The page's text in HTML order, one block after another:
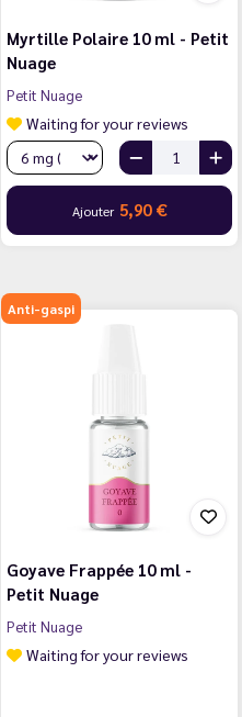
Myrtille Polaire 10 ml - Petit
Nuage
Petit Nuage
Waiting for your reviews
Ajouter 5,90 €
Anti-gaspi
Goyave Frappée 10 ml -
Petit Nuage
Petit Nuage
Waiting for your reviews